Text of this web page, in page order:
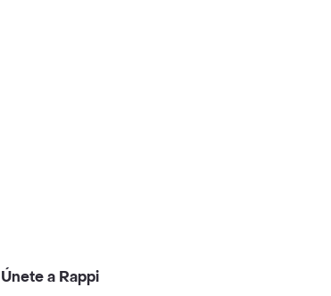
Únete a Rappi